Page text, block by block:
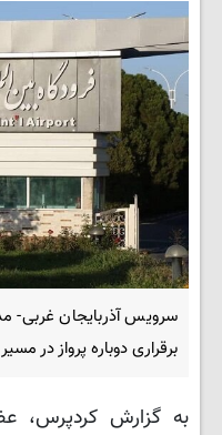
سرویس آذربایجان غربی-
برقراری دوباره پرواز در
به گزارش کردپرس،